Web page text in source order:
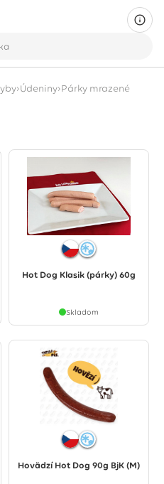
›Údeniny›Párky mrazené
Hot Dog Klasik (párky) 60g
Skladom
Hovädzí Hot Dog 90g BjK (M)